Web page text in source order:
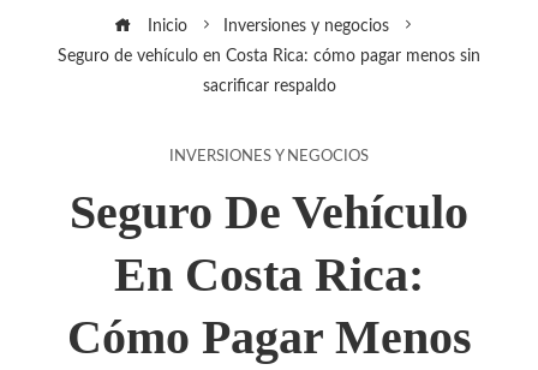
Inicio
Inversiones y negocios
Seguro de vehículo en Costa Rica: cómo pagar menos sin
sacrificar respaldo
INVERSIONES Y NEGOCIOS
Seguro De Vehículo
En Costa Rica:
Cómo Pagar Menos